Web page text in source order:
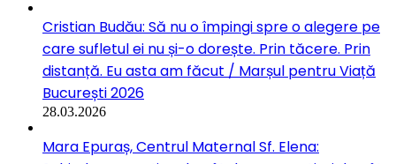
Cristian Budău: Să nu o împingi spre o alegere pe
care sufletul ei nu și-o dorește. Prin tăcere. Prin
distanță. Eu asta am făcut / Marșul pentru Viață
București 2026
28.03.2026
Mara Epuraș, Centrul Maternal Sf. Elena: